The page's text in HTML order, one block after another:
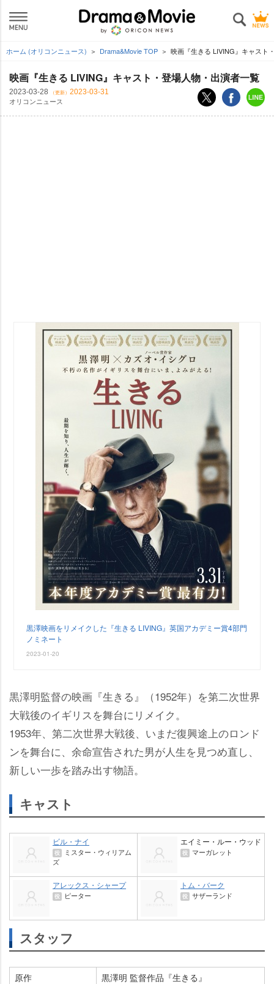
ホーム (オリコンニュース) Drama&Movie TOP 映画『生きる LIVING』キャスト
映画『生きる LIVING』キャスト・登場人物・出演者一覧
2023-03-28 （更新） 2023-03-31
オリコンニュース
黒澤映画をリメイクした『生きる LIVING』英国アカデミー賞4部門
ノミネート
2023-01-20
黒澤明監督の映画『生きる』（1952年）を第二次世界
大戦後のイギリスを舞台にリメイク。
1953年、第二次世界大戦後、いまだ復興途上のロンド
ンを舞台に、余命宣告された男が人生を見つめ直し、
新しい一歩を踏み出す物語。
キャスト
ビル・ナイ
役
ミスター・ウィリアム
ズ
エイミー・ルー・ウッド
役 マーガレット
アレックス・シャープ
役 ピーター
トム・バーク
役 サザーランド
スタッフ
原作
黒澤明 監督作品『生きる』